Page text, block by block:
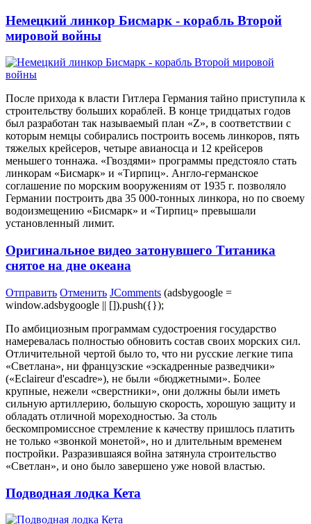
Немецкий линкор Бисмарк - корабль Второй
мировой войны
После прихода к власти Гитлера Германия тайно приступила к
строительству больших кораблей. В конце тридцатых годов
был разработан так называемый план «Z», в соответствии с
которым немцы собирались построить восемь линкоров, пять
тяжелых крейсеров, четыре авианосца и 12 крейсеров
меньшего тоннажа. «Гвоздями» программы предстояло стать
линкорам «Бисмарк» и «Тирпиц». Англо-германское
соглашение по морским вооружениям от 1935 г. позволяло
Германии построить два 35 000-тонных линкора, но по своему
водоизмещению «Бисмарк» и «Тирпиц» превышали
установленный лимит.
Оригинальное видео затонувшего Титаника
снятое на дне океана
Отправить Отменить JComments (adsbygoogle =
window.adsbygoogle || []).push({});
По амбициозным программам судостроения государство
намеревалась полностью обновить состав своих морских сил.
Отличительной чертой было то, что ни русские легкие типа
«Светлана», ни французские «эскадренные разведчики»
(«Eclaireur d'escadre»), не были «бюджетными». Более
крупные, нежели «сверстники», они должны были иметь
сильную артиллерию, большую скорость, хорошую защиту и
обладать отличной мореходностью. За столь
бескомпромиссное стремление к качеству пришлось платить
не только «звонкой монетой», но и длительным временем
постройки. Разразившаяся война затянула строительство
«Светлан», и оно было завершено уже новой властью.
Подводная лодка Кета